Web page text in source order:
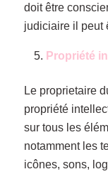
doit être
judiciaire il peut
Propriété
Le proprietaire
propriété
sur tous les
notamment les
icônes, sons,